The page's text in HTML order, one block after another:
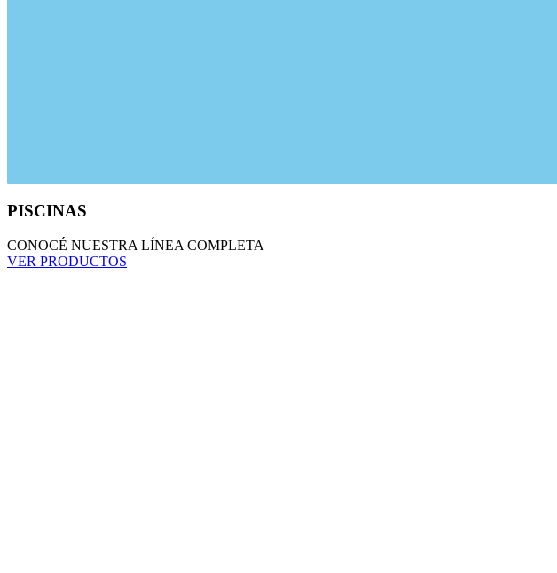
PISCINAS
CONOCÉ NUESTRA LÍNEA COMPLETA
VER PRODUCTOS